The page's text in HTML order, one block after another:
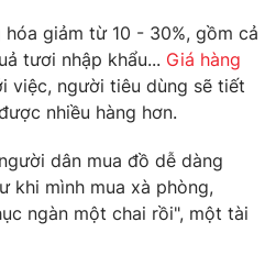
giảm từ 10 - 30%, gồm cả
tươi nhập khẩu... Giá hàng
việc, người tiêu dùng sẽ tiết
nhiều hàng hơn.
dân mua đồ dễ dàng
khi mình mua xà phòng,
ngàn một chai rồi", một tài